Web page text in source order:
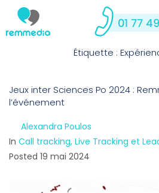
Étiquette :
Jeux inter Sciences Po 2024 :
l’événement
Alexandra Poulos
In Call tracking, Live Tracking et
Posted 19 mai 2024